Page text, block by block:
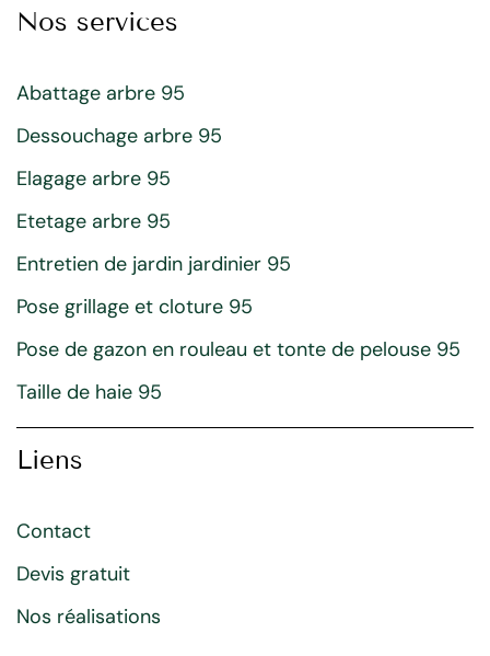
Nos services
Abattage arbre 95
Dessouchage arbre 95
Elagage arbre 95
Etetage arbre 95
Entretien de jardin jardinier 95
Pose grillage et cloture 95
Pose de gazon en rouleau et tonte de pelouse 95
Taille de haie 95
Liens
Contact
Devis gratuit
Nos réalisations